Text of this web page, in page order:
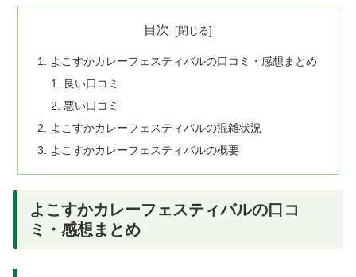
目次
よこすかカレーフェスティバルの口コミ・感想まとめ
良い口コミ
悪い口コミ
よこすかカレーフェスティバルの混雑状況
よこすかカレーフェスティバルの概要
よこすかカレーフェスティバルの口コ
ミ・感想まとめ